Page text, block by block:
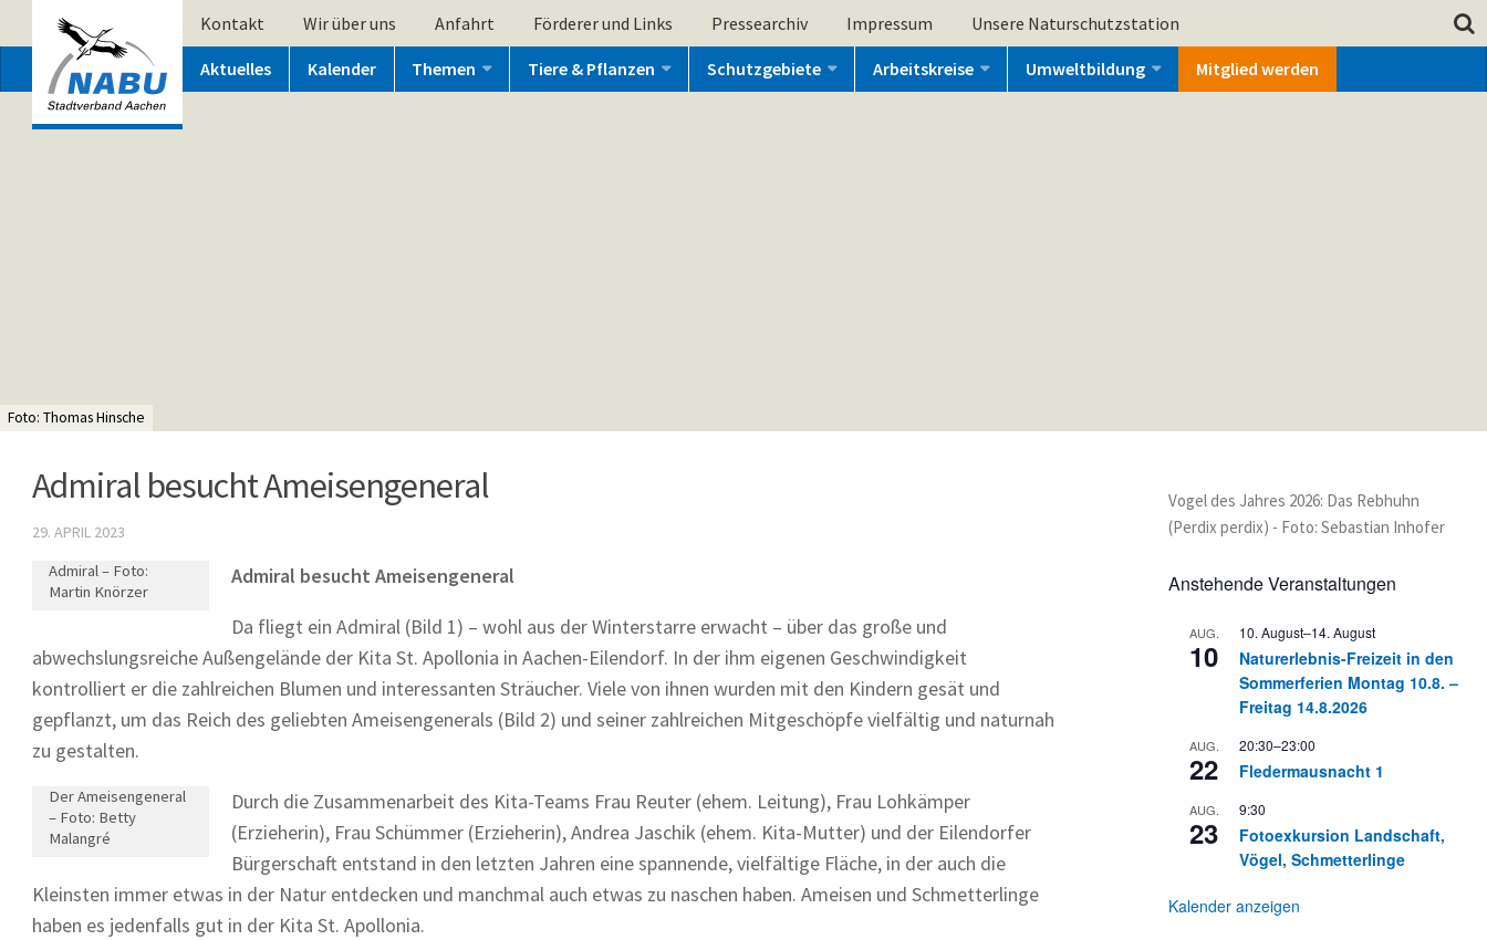
Kontakt Wir über uns Anfahrt Förderer und Links Pressearchiv Impressum Unsere Naturschutzstation
Aktuelles Kalender Themen Tiere & Pflanzen Schutzgebiete Arbeitskreise Umweltbildung Mitglied werden
Foto: Thomas Hinsche
Admiral besucht Ameisengeneral
29. APRIL 2023
Admiral – Foto:
Martin Knörzer
Admiral besucht Ameisengeneral
Da fliegt ein Admiral (Bild 1) – wohl aus der Winterstarre erwacht – über das große und
abwechslungsreiche Außengelände der Kita St. Apollonia in Aachen-Eilendorf. In der ihm eigenen Geschwindigkeit
kontrolliert er die zahlreichen Blumen und interessanten Sträucher. Viele von ihnen wurden mit den Kindern gesät und
gepflanzt, um das Reich des geliebten Ameisengenerals (Bild 2) und seiner zahlreichen Mitgeschöpfe vielfältig und naturnah
zu gestalten.
Der Ameisengeneral
– Foto: Betty
Malangré
Durch die Zusammenarbeit des Kita-Teams Frau Reuter (ehem. Leitung), Frau Lohkämper
(Erzieherin), Frau Schümmer (Erzieherin), Andrea Jaschik (ehem. Kita-Mutter) und der Eilendorfer
Bürgerschaft entstand in den letzten Jahren eine spannende, vielfältige Fläche, in der auch die
Kleinsten immer etwas in der Natur entdecken und manchmal auch etwas zu naschen haben. Ameisen und Schmetterlinge
haben es jedenfalls gut in der Kita St. Apollonia.
Vogel des Jahres 2026: Das Rebhuhn
(Perdix perdix) - Foto: Sebastian Inhofer
Anstehende Veranstaltungen
AUG.
10
10. August–14. August
Naturerlebnis-Freizeit in den
Sommerferien Montag 10.8. –
Freitag 14.8.2026
AUG.
22
20:30–23:00
Fledermausnacht 1
AUG.
23
9:30
Fotoexkursion Landschaft,
Vögel, Schmetterlinge
Kalender anzeigen